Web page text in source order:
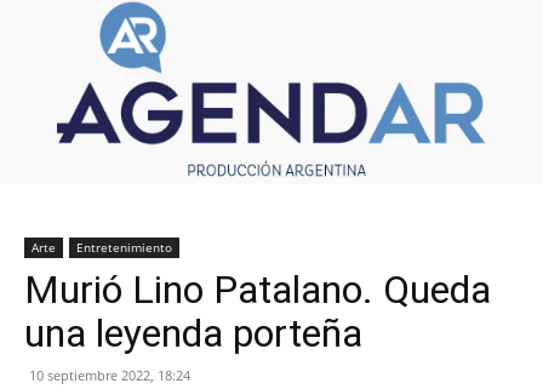
Arte Entretenimiento
Murió Lino Patalano. Queda
una leyenda porteña
10 septiembre 2022, 18:24